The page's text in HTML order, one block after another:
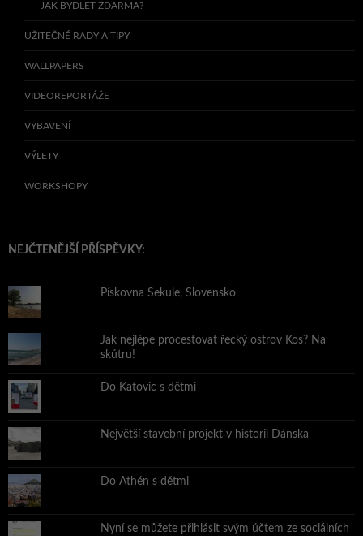
JAK BYDLET ZDARMA?
UŽITEČNÉ RADY A TIPY
WALLPAPERS
VIDEOREPORTÁŽE
VYBAVENÍ
VÝLETY
WORKSHOPY
NEJČTENĚJŠÍ PŘÍSPĚVKY:
Pískovna Sekule, Slovensko
Jak nejlépe procestovat řecký ostrov Kos? Na
skútru!
Do Katovic s dětmi
Největší stavební projekt v historii Dánska
Do Athén s dětmi
Nyní se můžete přihlásit svým účtem ze sociálních